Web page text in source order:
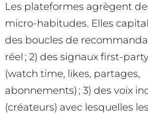
Les plateformes agrègent
micro-habitudes. Elles
des boucles de
réel ; 2) des signaux first-
(watch time, likes, partages,
abonnements) ; 3) des voix
(créateurs) avec lesquelles